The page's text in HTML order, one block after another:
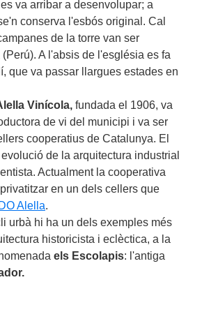
va arribar a desenvolupar; a
conserva l'esbós original. Cal
de la torre van ser
A l'absis de l'església es fa
que va passar llargues estades en
Vinícola, fundada el 1906, va
de vi del municipi i va ser
cooperatius de Catalunya. El
de la arquitectura industrial
Actualment la cooperativa
en un dels cellers que
DO Alella.
urbà hi ha un dels exemples més
historicista i eclèctica, a la
els Escolapis: l'antiga